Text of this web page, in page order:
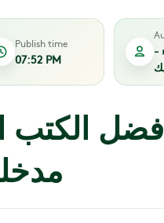
Publish time
07:52 PM
-
الكتب